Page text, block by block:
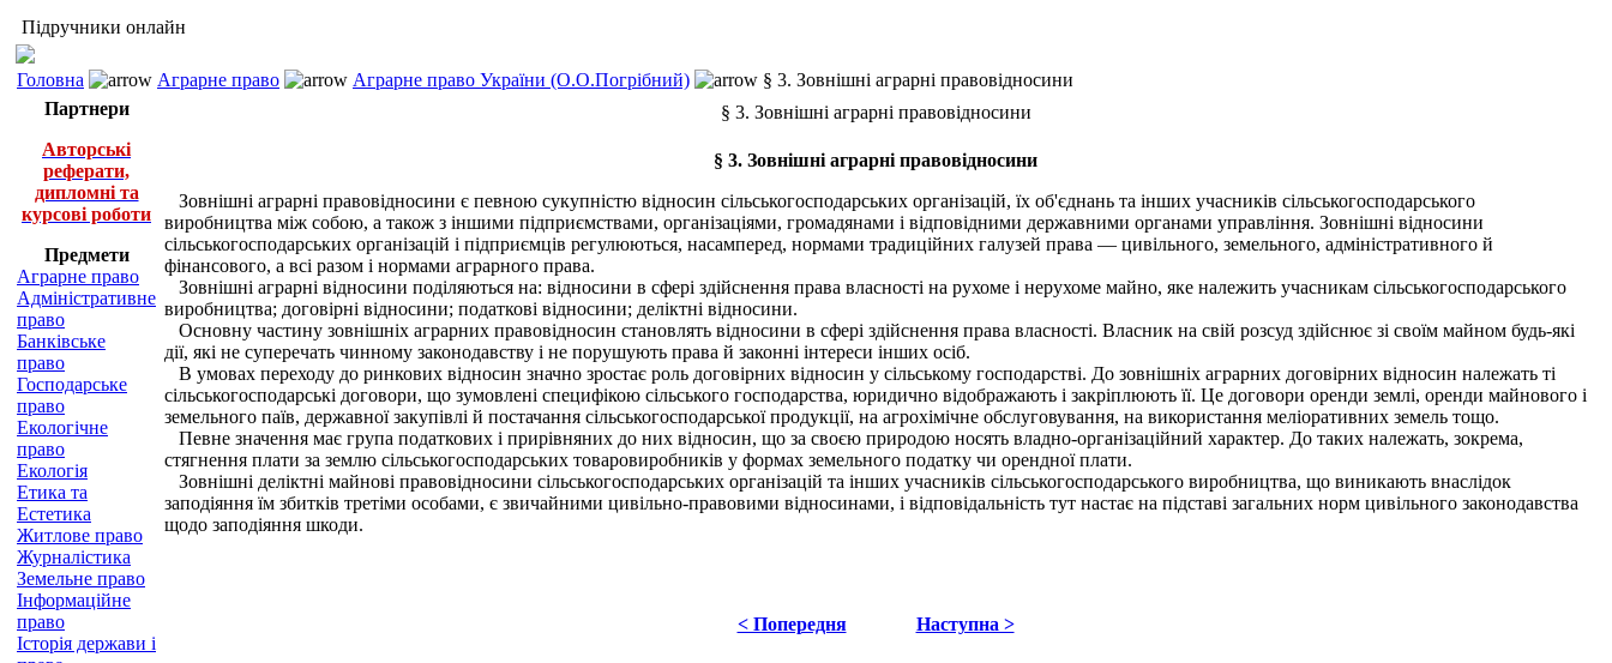
Підручники онлайн
Головна Аграрне право Аграрне право України (О.О.Погрібний)
§ 3. Зовнішні аграрні правовідносини
Партнери
Авторські
реферати,
дипломні та
курсові роботи
Предмети
Аграрне право
Адміністративне
право
Банківське
право
Господарське
право
Екологічне
право
Екологія
Етика та
Естетика
Житлове право
Журналістика
Земельне право
Інформаційне
право
Історія держави і
§ 3. Зовнішні аграрні правовідносини
§ 3. Зовнішні аграрні правовідносини
Зовнішні аграрні правовідносини є певною сукупністю відносин сільськогосподарських організацій, їх об'єднань та інших учасників сільськогосподарського
виробництва між собою, а також з іншими підприємствами, організаціями, громадянами і відповідними державними органами управління. Зовнішні відносини
сільськогосподарських організацій і підприємців регулюються, насамперед, нормами традиційних галузей права — цивільного, земельного, адміністративного й
фінансового, а всі разом і нормами аграрного права.
Зовнішні аграрні відносини поділяються на: відносини в сфері здійснення права власності на рухоме і нерухоме майно, яке належить учасникам сільськогосподарського
виробництва; договірні відносини; податкові відносини; деліктні відносини.
Основну частину зовнішніх аграрних правовідносин становлять відносини в сфері здійснення права власності. Власник на свій розсуд здійснює зі своїм майном будь-які
дії, які не суперечать чинному законодавству і не порушують права й законні інтереси інших осіб.
В умовах переходу до ринкових відносин значно зростає роль договірних відносин у сільському господарстві. До зовнішніх аграрних договірних відносин належать ті
сільськогосподарські договори, що зумовлені специфікою сільського господарства, юридично відображають і закріплюють її. Це договори оренди землі, оренди майнового і
земельного паїв, державної закупівлі й постачання сільськогосподарської продукції, на агрохімічне обслуговування, на використання меліоративних земель тощо.
Певне значення має група податкових і прирівняних до них відносин, що за своєю природою носять владно-організаційний характер. До таких належать, зокрема,
стягнення плати за землю сільськогосподарських товаровиробників у формах земельного податку чи орендної плати.
Зовнішні деліктні майнові правовідносини сільськогосподарських організацій та інших учасників сільськогосподарського виробництва, що виникають внаслідок
заподіяння їм збитків третіми особами, є звичайними цивільно-правовими відносинами, і відповідальність тут настає на підставі загальних норм цивільного законодавства
щодо заподіяння шкоди.
< Попередня Наступна >